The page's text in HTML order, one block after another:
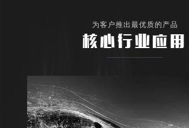
为客户推出最优质的产品
核心行业应用